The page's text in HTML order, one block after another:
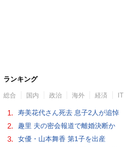
ランキング
総合 国内 政治 海外 経済 IT
1. 寿美花代さん死去 息子2人が追悼
2. 趣里 夫の密会報道で離婚決断か
3. 女優・山本舞香 第1子を出産